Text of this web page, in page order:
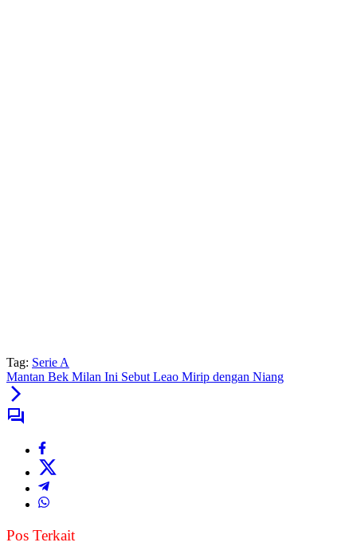
Tag: Serie A
Mantan Bek Milan Ini Sebut Leao Mirip dengan Niang
Pos Terkait